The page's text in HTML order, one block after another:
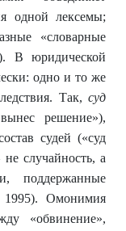
одной лексемы;
«словарные
В юридической
одно и то же
Так,суд
решение»),
судей («суд
случайность, а
поддержанные
1995). Омонимия
«обвинение»,